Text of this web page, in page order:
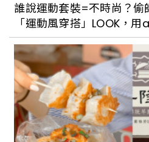
傳承數代的馬
糊、𧋘餅、老
過嗎？
誰說運動套裝=不時尚？偷
「運動風穿搭」LOOK，
動外套、復古毛衣打造超